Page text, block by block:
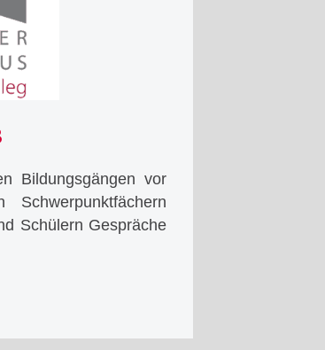
Bildungs­gängen vor
Schülern Gespräche